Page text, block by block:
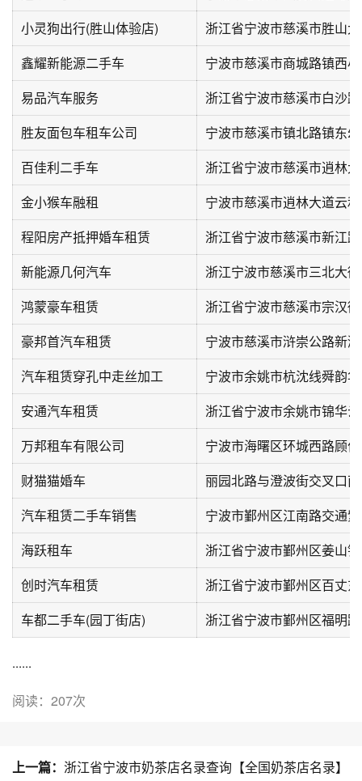
小灵狗出行(胜山体验店)
浙江省宁波市慈溪市胜山
鑫耀新能源二手车
易品汽车服务
胜友面包车租车公司
百佳利二手车
浙江省宁波市慈溪市逍林
金小猴车融租
宁波市慈溪市逍林大道云
程阳房产抵押婚车租赁
新能源几何汽车
鸿蒙豪车租赁
豪邦首汽车租赁
汽车租赁穿孔中走丝加工
宁波市余姚市杭沈线舜韵
安通汽车租赁
浙江省宁波市余姚市锦华
万邦租车有限公司
宁波市海曙区环城西路顾
财猫猫婚车
丽园北路与澄波街交叉口
汽车租赁二手车销售
宁波市鄞州区江南路交通
海跃租车
创时汽车租赁
浙江省宁波市鄞州区百丈
车都二手车(园丁街店)
浙江省宁波市鄞州区福明
......
阅读：207次
上一篇： 浙江省宁波市奶茶店名录查询【全国奶茶店名录】